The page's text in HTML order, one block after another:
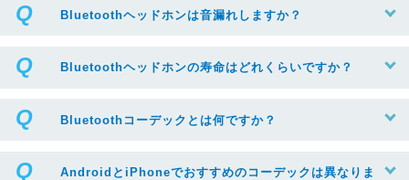
Bluetoothヘッドホンは音漏れしますか？
Bluetoothヘッドホンの寿命はどれくらいですか？
Bluetoothコーデックとは何ですか？
AndroidとiPhoneでおすすめのコーデックは異なりま